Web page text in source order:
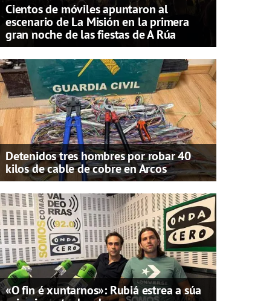
Cientos de móviles apuntaron al
escenario de La Misión en la primera
gran noche de las fiestas de A Rúa
Detenidos tres hombres por robar 40
kilos de cable de cobre en Arcos
«O fin é xuntarnos»: Rubiá estrea a súa